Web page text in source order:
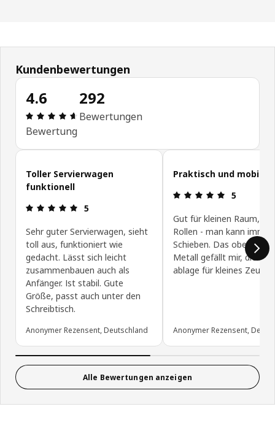
Kundenbewertungen
4.6
Produktbewertung: 4.6 von 5 Sterne Alle
Bewertung
292
Bewertungen
Kundenbewertungen überspringen
Toller Servierwagen
funktionell
Produktbewertung: 5 von 5 Sterne
5
Sehr guter Servierwagen, sieht
toll aus, funktioniert wie
gedacht. Lässt sich leicht
zusammenbauen auch als
Anfänger. Ist stabil. Gute
Größe, passt auch unter den
Schreibtisch.
Anonymer Rezensent, Deutschland
Praktisch und mobil
5
Gut für kleinen Raum,
Rollen - man kann immer
Schieben. Das obere Teil
Metall gefällt mir, dient
ablage für kleines Zeug
Anonymer Rezensent,
Alle Bewertungen anzeigen